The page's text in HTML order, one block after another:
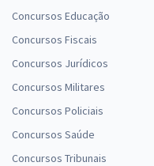
Concursos Educação
Concursos Fiscais
Concursos Jurídicos
Concursos Militares
Concursos Policiais
Concursos Saúde
Concursos Tribunais